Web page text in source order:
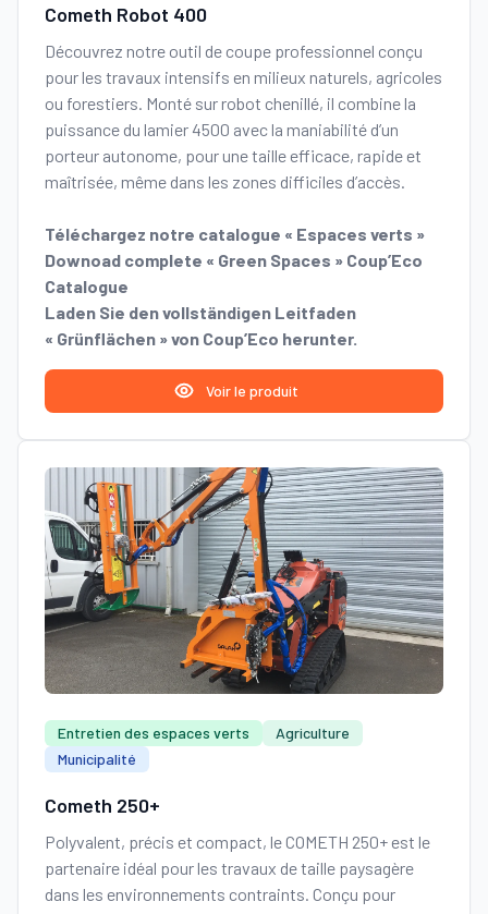
Cometh Robot 400
Découvrez notre outil de coupe professionnel conçu
pour les travaux intensifs en milieux naturels, agricoles
ou forestiers. Monté sur robot chenillé, il combine la
puissance du lamier 4500 avec la maniabilité d’un
porteur autonome, pour une taille efficace, rapide et
maîtrisée, même dans les zones difficiles d’accès.
Téléchargez notre catalogue « Espaces verts »
Downoad complete « Green Spaces » Coup’Eco
Catalogue
Laden Sie den vollständigen Leitfaden
« Grünflächen » von Coup’Eco herunter.
Voir le produit
Entretien des espaces verts
Agriculture
Municipalité
Cometh 250+
Polyvalent, précis et compact, le COMETH 250+ est le
partenaire idéal pour les travaux de taille paysagère
dans les environnements contraints. Conçu pour